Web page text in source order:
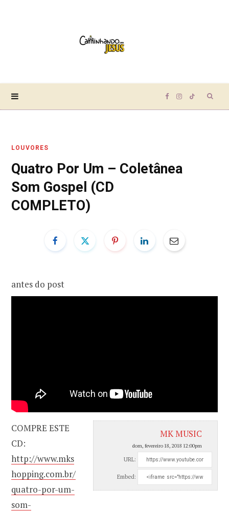
F
e
o
I
t
T
LOUVORES
Quatro Por Um – Coletânea
Som Gospel (CD
COMPLETO)
antes do post
MK MUSIC
dom, fevereiro 18, 2018 12:00pm
URL:
Embed:
COMPRE ESTE
CD:
http://www.mks
hopping.com.br/
quatro-por-um-
som-